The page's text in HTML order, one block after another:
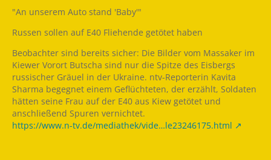
"An unserem Auto stand 'Baby'"
Russen sollen auf E40 Fliehende getötet haben
Beobachter sind bereits sicher: Die Bilder vom Massaker im
Kiewer Vorort Butscha sind nur die Spitze des Eisbergs
russischer Gräuel in der Ukraine. ntv-Reporterin Kavita
Sharma begegnet einem Geflüchteten, der erzählt, Soldaten
hätten seine Frau auf der E40 aus Kiew getötet und
anschließend Spuren vernichtet.
https://www.n-tv.de/mediathek/vide…le23246175.html